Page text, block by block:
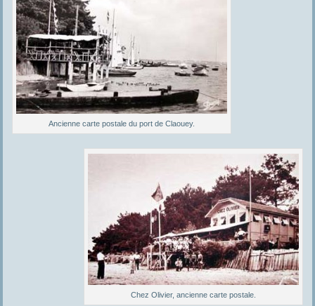
Ancienne carte postale du port de Claouey.
Chez Olivier, ancienne carte postale.